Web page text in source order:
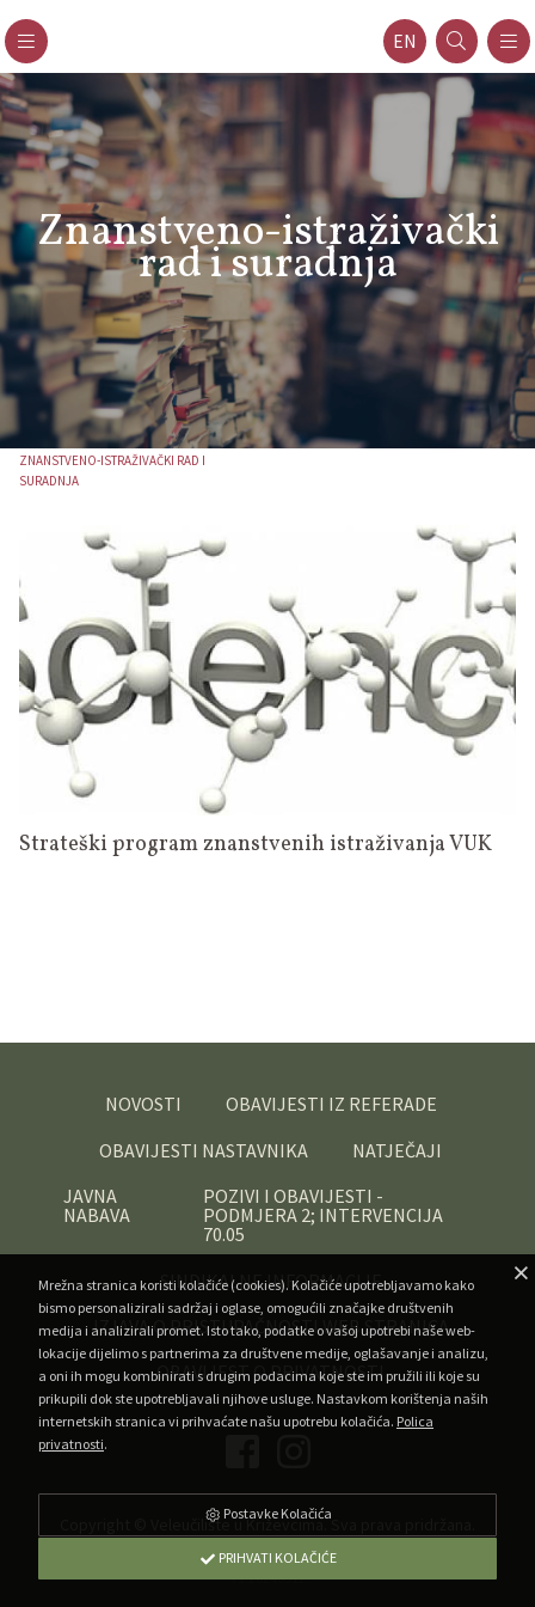
EN
Znanstveno-istraživački
rad i suradnja
ZNANSTVENO-ISTRAŽIVAČKI RAD I
SURADNJA
Strateški program znanstvenih istraživanja VUK
NOVOSTI
OBAVIJESTI IZ REFERADE
OBAVIJESTI NASTAVNIKA
NATJEČAJI
JAVNA
NABAVA
POZIVI I OBAVIJESTI -
PODMJERA 2; INTERVENCIJA
70.05
SINDIKALNE INFORMACIJE
IZJAVA O PRISTUPAČNOSTI WEB STRANICA
OBAVIJEST O PRIVATNOSTI
Veleučilište u Križevcima. Sva prava pridržana.
Developed by Superfluo•Powered by AMagdic CMF
v1.20240912
Mrežna stranica koristi kolačiće (cookies). Kolačiće upotrebljavamo kako
bismo personalizirali sadržaj i oglase, omogućili značajke društvenih
medija i analizirali promet. Isto tako, podatke o vašoj upotrebi naše web-
lokacije dijelimo s partnerima za društvene medije, oglašavanje i analizu,
a oni ih mogu kombinirati s drugim podacima koje ste im pružili ili koje su
prikupili dok ste upotrebljavali njihove usluge. Nastavkom korištenja naših
internetskih stranica vi prihvaćate našu upotrebu kolačića. Polica
privatnosti.
Postavke Kolačića
PRIHVATI KOLAČIĆE